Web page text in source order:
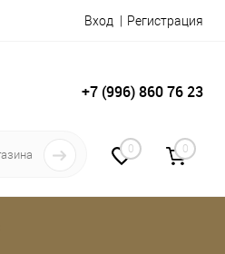
Вход Регистрация
+7 (996) 860 76 23
0 0